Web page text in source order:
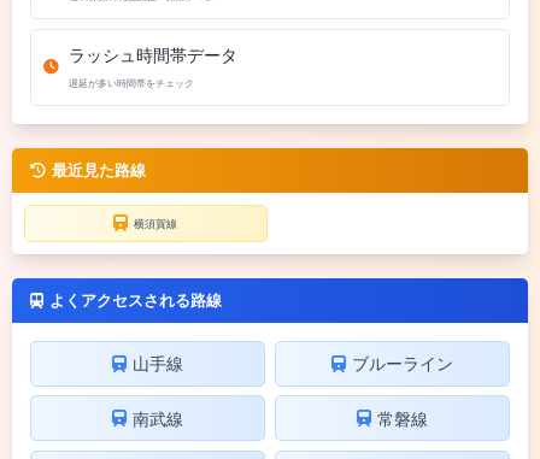
ラッシュ時間帯データ
遅延が多い時間帯をチェック
最近見た路線
横須賀線
よくアクセスされる路線
山手線 ブルーライン
南武線 常磐線